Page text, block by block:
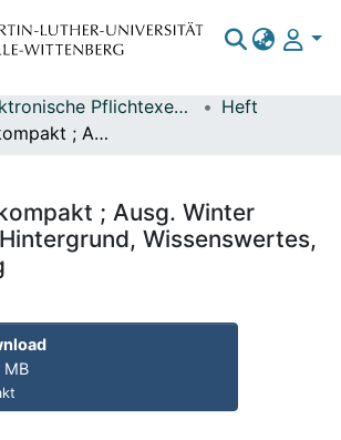
Elektronische Pflichtexemplare
Heft
Magdeburg kompakt ; Ausg. Winter 2015/2016 : Hintergrund, Wissenswertes, Unterhaltung
; Ausg. Winter
Wissenswertes,
MB